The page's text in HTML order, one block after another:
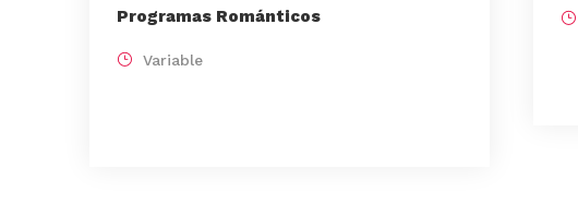
Programas Románticos
Variable